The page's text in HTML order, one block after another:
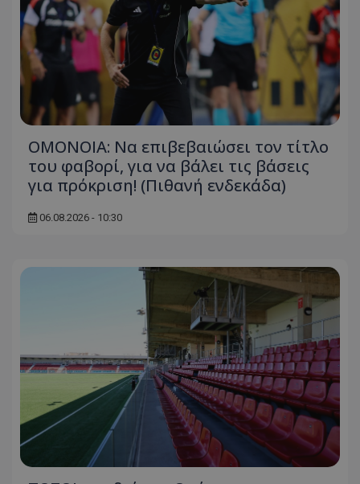
ΟΜΟΝΟΙΑ: Να επιβεβαιώσει τον τίτλο
του φαβορί, για να βάλει τις βάσεις
για πρόκριση! (Πιθανή ενδεκάδα)
06.08.2026 - 10:30